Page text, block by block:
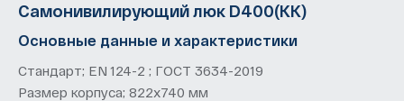
Самонивилирующий люк D400(KK)
Основные данные и характеристики
Стандарт; EN 124-2 ; ГОСТ 3634-2019
Размер корпуса; 822х740 мм